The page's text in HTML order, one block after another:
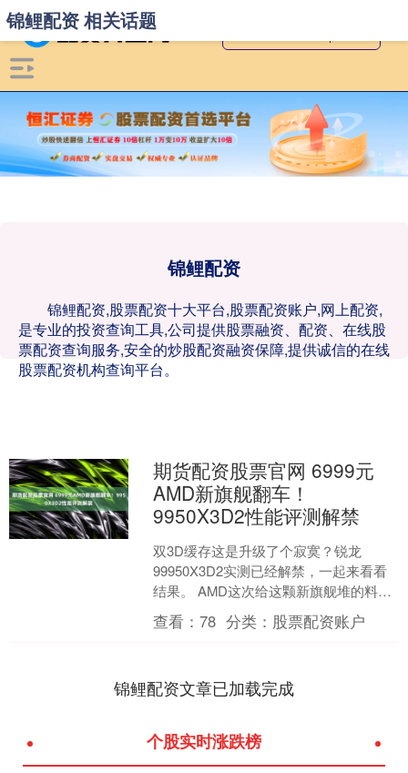
锦鲤配资
锦鲤配资,股票配资十大平台,股票配资账户,网上配资,
是专业的投资查询工具,公司提供股票融资、配资、在线股
票配资查询服务,安全的炒股配资融资保障,提供诚信的在线
股票配资机构查询平台。
锦鲤配资 相关话题
期货配资股票官网 6999元
AMD新旗舰翻车！
9950X3D2性能评测解禁
双3D缓存这是升级了个寂寞？锐龙
99950X3D2实测已经解禁，一起来看看
结果。 AMD这次给这颗新旗舰堆的料，
纸面看着确实够猛。它是消费级市场首
款双CCD堆叠....
查看：78 分类： 股票配资账户
锦鲤配资文章已加载完成
个股实时涨跌榜